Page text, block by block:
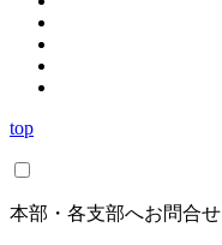
top
本部・各支部へお問合せ